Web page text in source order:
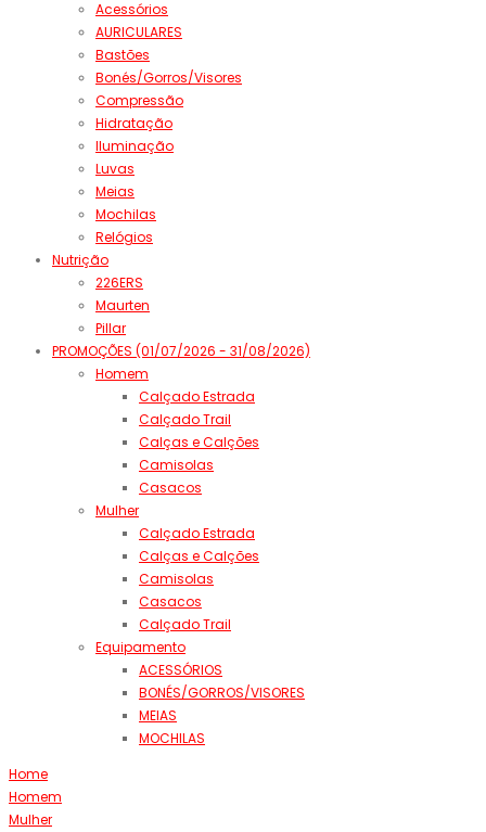
Acessórios
AURICULARES
Bastões
Bonés/Gorros/Visores
Compressão
Hidratação
Iluminação
Luvas
Meias
Mochilas
Relógios
Nutrição
226ERS
Maurten
Pillar
PROMOÇÕES (01/07/2026 - 31/08/2026)
Homem
Calçado Estrada
Calçado Trail
Calças e Calções
Camisolas
Casacos
Mulher
Calçado Estrada
Calças e Calções
Camisolas
Casacos
Calçado Trail
Equipamento
ACESSÓRIOS
BONÉS/GORROS/VISORES
MEIAS
MOCHILAS
Home
Homem
Mulher